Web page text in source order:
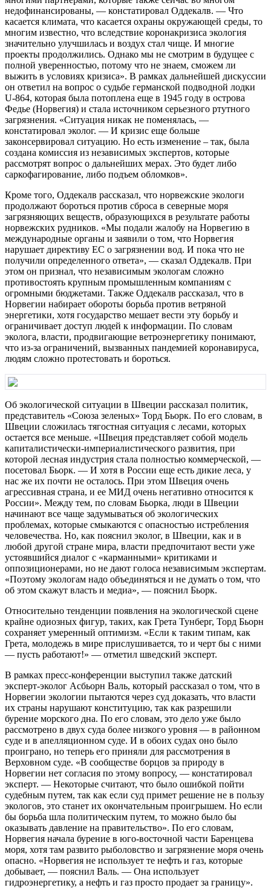
недофинансированы, — констатировал Оддекалв. — Что
касается климата, что касается охраны окружающей среды, то
многим известно, что вследствие коронакризиса экология
значительно улучшилась и воздух стал чище. И многие
проекты продолжились. Однако мы не смотрим в будущее с
полной уверенностью, потому что не знаем, сможем ли
выжить в условиях кризиса». В рамках дальнейшей дискуссии
он ответил на вопрос о судьбе германской подводной лодки
U-864, которая была потоплена еще в 1945 году в острова
Федье (Норвегия) и стала источником серьезного ртутного
загрязнения. «Ситуация никак не поменялась, —
констатировал эколог. — И кризис еще больше
законсервировал ситуацию. Но есть изменение – так, была
создана комиссия из независимых экспертов, которые
рассмотрят вопрос о дальнейших мерах. Это будет либо
саркофагирование, либо подъем обломков».
Кроме того, Оддекалв рассказал, что норвежские экологи
продолжают бороться против сброса в северные моря
загрязняющих веществ, образующихся в результате работы
норвежских рудников. «Мы подали жалобу на Норвегию в
международные органы и заявили о том, что Норвегия
нарушает директиву ЕС о загрязнении вод. И пока что не
получили определенного ответа», — сказал Оддекалв. При
этом он признал, что независимым экологам сложно
противостоять крупным промышленным компаниям с
огромными бюджетами. Также Оддекалв рассказал, что в
Норвегии набирает обороты борьба против ветряной
энергетики, хотя государство мешает вести эту борьбу и
ограничивает доступ людей к информации. По словам
эколога, власти, продвигающие ветроэнергетику понимают,
что из-за ограничений, вызванных пандемией коронавируса,
людям сложно протестовать и бороться.
Об экологической ситуации в Швеции рассказал политик,
представитель «Союза зеленых» Торд Бьорк. По его словам, в
Швеции сложилась тягостная ситуация с лесами, которых
остается все меньше. «Швеция представляет собой модель
капиталистически-империалистического развития, при
которой лесная индустрия стала полностью коммерческой, —
посетовал Бьорк. — И хотя в России еще есть дикие леса, у
нас же их почти не осталось. При этом Швеция очень
агрессивная страна, и ее МИД очень негативно относится к
России». Между тем, по словам Бьорка, люди в Швеции
начинают все чаще задумываться об экологических
проблемах, которые смыкаются с опасностью истребления
человечества. Но, как пояснил эколог, в Швеции, как и в
любой другой стране мира, власти предпочитают вести уже
устоявшийся диалог с «карманными» критиками и
оппозиционерами, но не дают голоса независимым экспертам.
«Поэтому экологам надо объединяться и не думать о том, что
об этом скажут власть и медиа», — пояснил Бьорк.
Относительно тенденции появления на экологической сцене
крайне одиозных фигур, таких, как Грета Тунберг, Торд Бьорн
сохраняет умеренный оптимизм. «Если к таким типам, как
Грета, молодежь в мире прислушивается, то и черт бы с ними
— пусть работают!» — отметил шведский эксперт.
В рамках пресс-конференции выступил также датский
эксперт-эколог Асбьорн Валь, который рассказал о том, что в
Норвегии экологии пытаются через суд доказать, что власти
их страны нарушают конституцию, так как разрешили
бурение морского дна. По его словам, это дело уже было
рассмотрено в двух суда более низкого уровня — в районном
суде и в апелляционном суде. И в обоих судах оно было
проиграно, но теперь его приняли для рассмотрения в
Верховном суде. «В сообществе борцов за природу в
Норвегии нет согласия по этому вопросу, — констатировал
эксперт. — Некоторые считают, что было ошибкой пойти
судебным путем, так как если суд примет решение не в пользу
экологов, это станет их окончательным проигрышем. Но если
бы борьба шла политическим путем, то можно было бы
оказывать давление на правительство». По его словам,
Норвегия начала бурение в юго-восточной части Баренцева
моря, хотя там развито рыболовство и загрязнение моря очень
опасно. «Норвегия не использует те нефть и газ, которые
добывает, — пояснил Валь. — Она использует
гидроэнергетику, а нефть и газ просто продает за границу».